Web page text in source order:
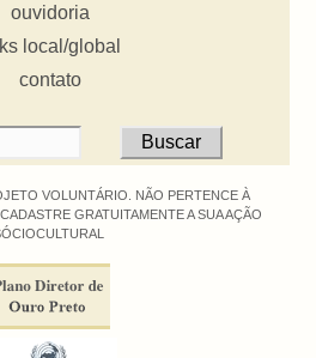
ouvidoria
local/global
contato
VOLUNTÁRIO. NÃO PERTENCE À
CADASTRE GRATUITAMENTE A SUA AÇÃO